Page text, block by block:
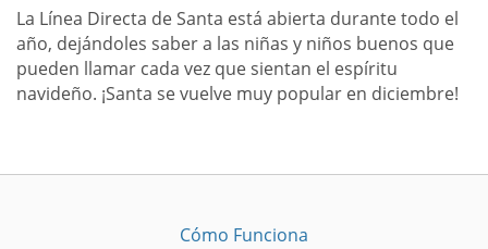
La Línea Directa de Santa está abierta durante todo el
año, dejándoles saber a las niñas y niños buenos que
pueden llamar cada vez que sientan el espíritu
navideño. ¡Santa se vuelve muy popular en diciembre!
Cómo Funciona